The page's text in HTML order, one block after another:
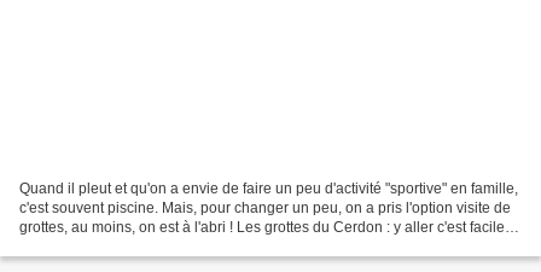
Quand il pleut et qu'on a envie de faire un peu d'activité "sportive" en famille,
c'est souvent piscine. Mais, pour changer un peu, on a pris l'option visite de
grottes, au moins, on est à l'abri ! Les grottes du Cerdon : y aller c'est facile,